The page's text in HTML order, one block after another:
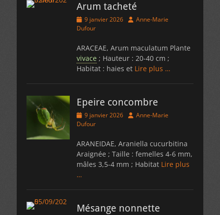
Arum tacheté
Posted
on
9 janvier 2026 Author
Anne-Marie
Dufour
ARACEAE, Arum maculatum Plante
vivace ; Hauteur : 20-40 cm ;
Habitat : haies et Lire plus …
Epeire concombre
Posted
on
9 janvier 2026 Author
Anne-Marie
Dufour
ARANEIDAE, Araniella cucurbitina
Araignée ; Taille : femelles 4-6 mm,
mâles 3,5-4 mm ; Habitat Lire plus
…
Mésange nonnette